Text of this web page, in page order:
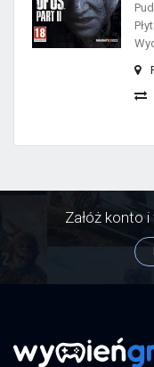
Załóż konto